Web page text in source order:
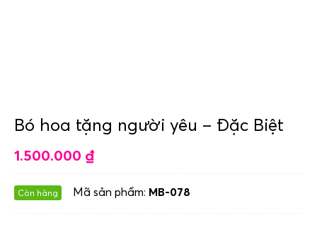
Bó hoa tặng người yêu – Đặc Biệt
1.500.000 ₫
Còn hàng Mã sản phẩm: MB-078